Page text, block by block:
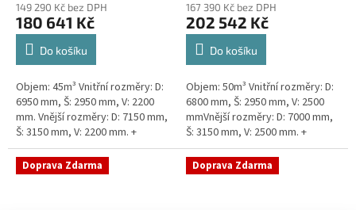
produktu
je
5,0
hvězdiček.
149 290 Kč bez DPH
180 641 Kč
Do košíku
Objem: 45m³ Vnitřní rozměry: D:
6950 mm, Š: 2950 mm, V: 2200
mm. Vnější rozměry: D: 7150 mm,
Š: 3150 mm, V: 2200 mm. +
komínek Běžná doba dodání 2-3
týdny od objednávky....
produktu
je
5,0
hvězdiček.
167 390 Kč bez DPH
202 542 Kč
Do košíku
Objem: 50m³ Vnitřní rozměry: D:
6800 mm, Š: 2950 mm, V: 2500
mmVnější rozměry: D: 7000 mm,
Š: 3150 mm, V: 2500 mm. +
komínek Běžná doba dodání 2-3
týdny od objednávky. Rozměry...
Doprava Zdarma Doprava Zdarma